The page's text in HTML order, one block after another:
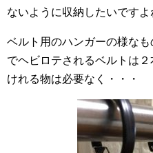
ないように収納したいですよ
ベルト用のハンガーの様な
でヘビロテされるベルトは
けれる物は必要なく・・・